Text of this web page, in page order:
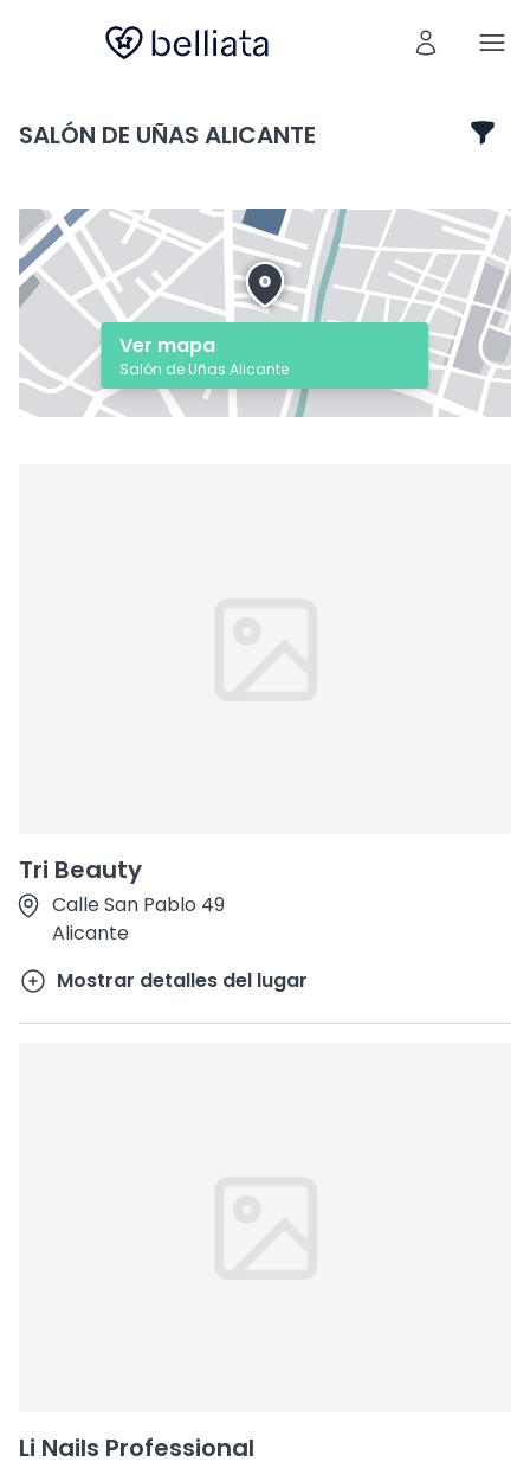
SALÓN DE UÑAS ALICANTE
Tri Beauty
Calle San Pablo 49
Alicante
Mostrar detalles del lugar
Li Nails Professional
Ver mapa
Salón de Uñas Alicante